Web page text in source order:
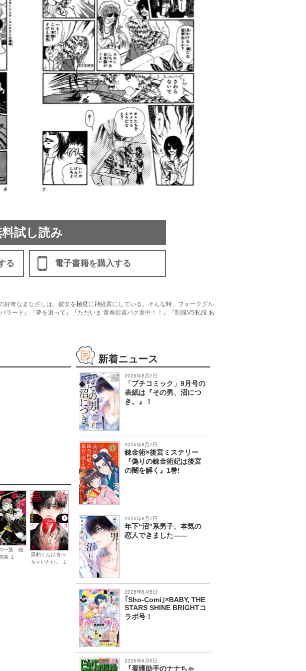
試し読み
る 電子書籍を購入する
奇なまなざしは、彼女を極度に神経質にしている。そんな時、フォークグル
ラード』『夢を追って』『ただいま 青春街道バク進中！！』『制服VS私服 あ
一族 秘
園 １
黒豹くんは食べ
ちゃいたい。 １
新着ニュース
2026年8月7日
「プチコミック」9月号の
表紙は『その男、沼につ
き。』！
2026年8月7日
錬金術×後宮ミステリー
『偽りの錬金術妃は後宮
の闇を解く』1巻!
2026年8月7日
年下“沼”系男子、本気の
恋人できました――
2026年8月5日
｢Sho-Comi｣×BABY, THE
STARS SHINE BRIGHTコ
ラボ号！
2026年8月5日
『看護助手のナナちゃ